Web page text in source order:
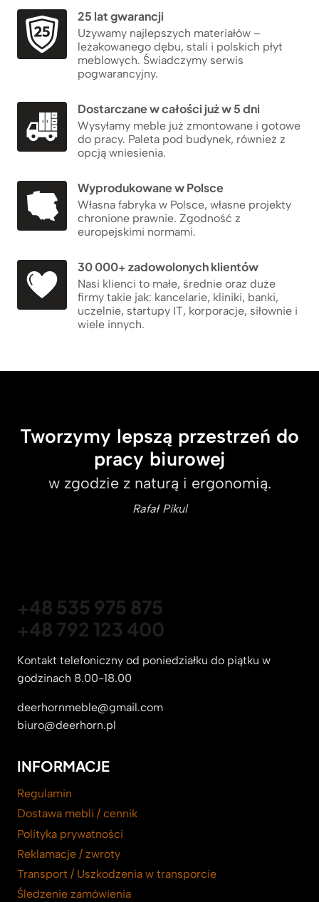
25 lat gwarancji
Używamy najlepszych materiałów –
leżakowanego dębu, stali i polskich płyt
meblowych. Świadczymy serwis
pogwarancyjny.
Dostarczane w całości już w 5 dni
Wysyłamy meble już zmontowane i gotowe
do pracy. Paleta pod budynek, również z
opcją wniesienia.
Wyprodukowane w Polsce
Własna fabryka w Polsce, własne projekty
chronione prawnie. Zgodność z
europejskimi normami.
30 000+ zadowolonych klientów
Nasi klienci to małe, średnie oraz duże
firmy takie jak: kancelarie, kliniki, banki,
uczelnie, startupy IT, korporacje, siłownie i
wiele innych.
Tworzymy lepszą przestrzeń do
pracy biurowej
w zgodzie z naturą i ergonomią.
Rafał Pikul
+48 535 975 875
+48 792 123 400
Kontakt telefoniczny od poniedziałku do piątku w
godzinach 8.00-18.00
deerhornmeble@gmail.com
biuro@deerhorn.pl
INFORMACJE
Regulamin
Dostawa mebli / cennik
Polityka prywatności
Reklamacje / zwroty
Transport / Uszkodzenia w transporcie
Śledzenie zamówienia